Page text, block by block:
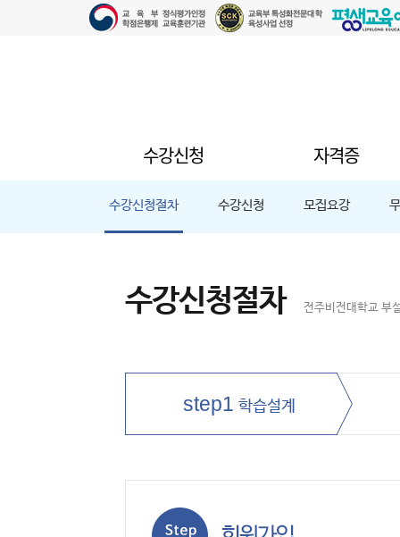
수강신청 자격증
수강신청절차 수강신청 모집요강
수강신청절차 전주비전대학교 부
step1 학습설계